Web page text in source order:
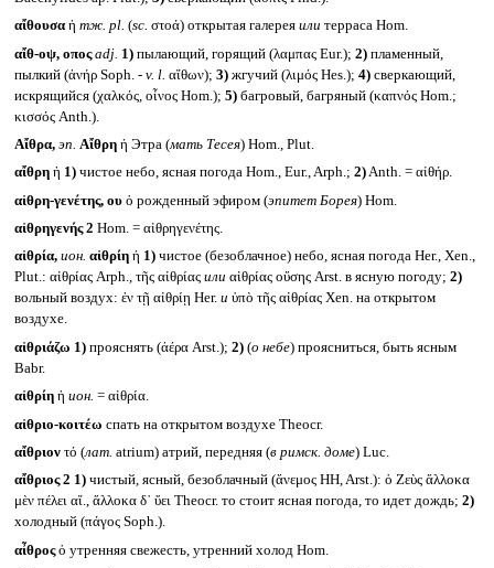
αἴθουσα ἡ тж. pl. (sc. στοά) открытая галерея или терраса Hom.
αἴθ-οψ, οποςadj. 1)пылающий, горящий (λαμπας Eur.); 2)пламенный,
пылкий (ἀνήρ Soph. - v. l. αἴθων); 3)жгучий (λιμός Hes.); 4)сверкающий,
искрящийся (χαλκός, οἶνος Hom.); 5)багровый, багряный (καπνός Hom.;
κισσός Anth.).
Αἴθρα, эп. Αἴθρηἡ Этра (мать Тесея) Hom., Plut.
αἴθρη ἡ 1)чистое небо, ясная погода Hom., Eur., Arph.; 2)Anth. = αἰθήρ.
αἰθρη-γενέτης, ουὁ рожденный эфиром (эпитет Борея) Hom.
αἰθρηγενής 2 Hom. = αἰθρηγενέτης.
αἰθρία, ион. αἰθρίηἡ 1)чистое (безоблачное) небо, ясная погода Her., Xen.,
Plut.: αἰθρίας Arph., τῆς αἰθρίας или αἰθρίας οὔσης Arst. в ясную погоду; 2)
вольный воздух: ἐν τῇ αἰθρίῃ Her. и ὑπὸ τῆς αἰθρίας Xen. на открытом
воздухе.
αἰθριάζω 1)прояснять (ἀέρα Arst.); 2)(о небе) проясниться, быть ясным
Babr.
αἰθρίη ἡ ион. = αἰθρία.
αἰθριο-κοιτέω спать на открытом воздухе Theocr.
αἴθριον τό (лат. atrium) атрий, передняя (в римск. доме) Luc.
αἴθριος 2 1)чистый, ясный, безоблачный (ἄνεμος HH, Arst.): ὁ Ζεὺς ἄλλοκα
μὲν πέλει αἴ., ἄλλοκα δ᾽ ὕει Theocr. то стоит ясная погода, то идет дождь; 2)
холодный (πάγος Soph.).
αἶθροςὁ утренняя свежесть, утренний холод Hom.